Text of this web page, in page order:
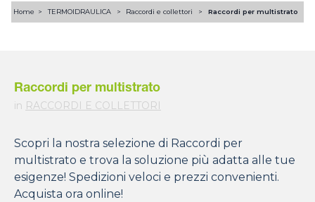
Home TERMOIDRAULICA Raccordi e collettori Raccordi per multistrato
Raccordi per multistrato
in RACCORDI E COLLETTORI
Scopri la nostra selezione di Raccordi per
multistrato e trova la soluzione più adatta alle tue
esigenze! Spedizioni veloci e prezzi convenienti.
Acquista ora online!